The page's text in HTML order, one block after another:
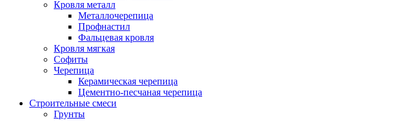
Кровля металл
Металлочерепица
Профнастил
Фальцевая кровля
Кровля мягкая
Софиты
Черепица
Керамическая черепица
Цементно-песчаная черепица
Строительные смеси
Грунты